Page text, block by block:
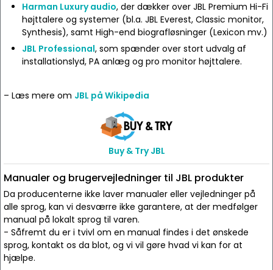
Harman Luxury audio, der dækker over JBL Premium Hi-Fi
højttalere og systemer (bl.a. JBL Everest, Classic monitor,
Synthesis), samt High-end biografløsninger (Lexicon mv.)
JBL Professional, som spænder over stort udvalg af
installationslyd, PA anlæg og pro monitor højttalere.
– Læs mere om JBL på Wikipedia
Buy & Try JBL
Manualer og brugervejledninger til JBL produkter
Da producenterne ikke laver manualer eller vejledninger på
alle sprog, kan vi desværre ikke garantere, at der medfølger
manual på lokalt sprog til varen.
- Såfremt du er i tvivl om en manual findes i det ønskede
sprog, kontakt os da blot, og vi vil gøre hvad vi kan for at
hjælpe.